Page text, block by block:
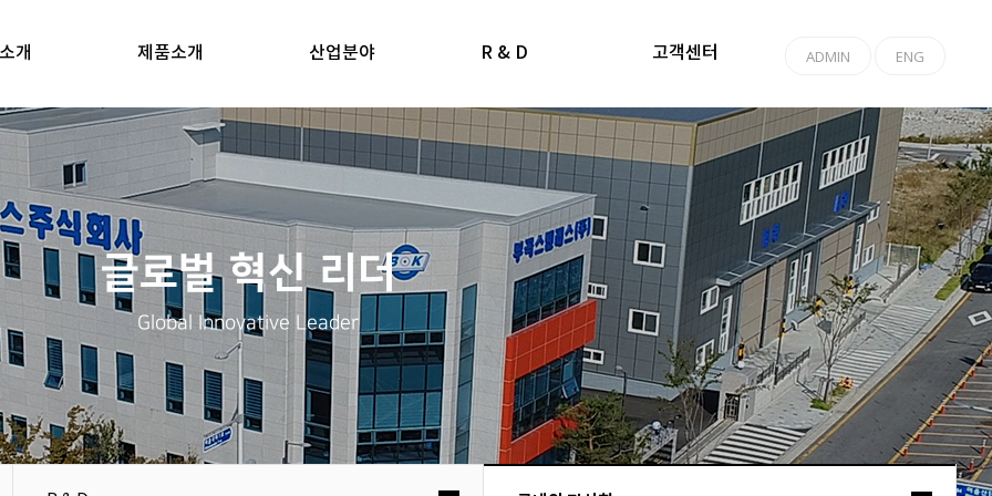
개 제품소개 산업분야 R & D 고객센터 ADMIN ENG
글로벌 혁신 리더
Global Innovative Leader